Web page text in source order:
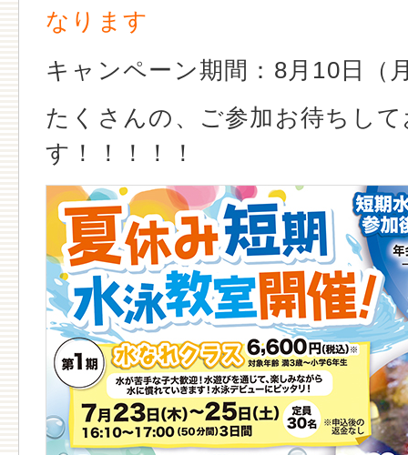
なります
キャンペーン期間：8月10日（
たくさんの、ご参加お待ちし
す！！！！！